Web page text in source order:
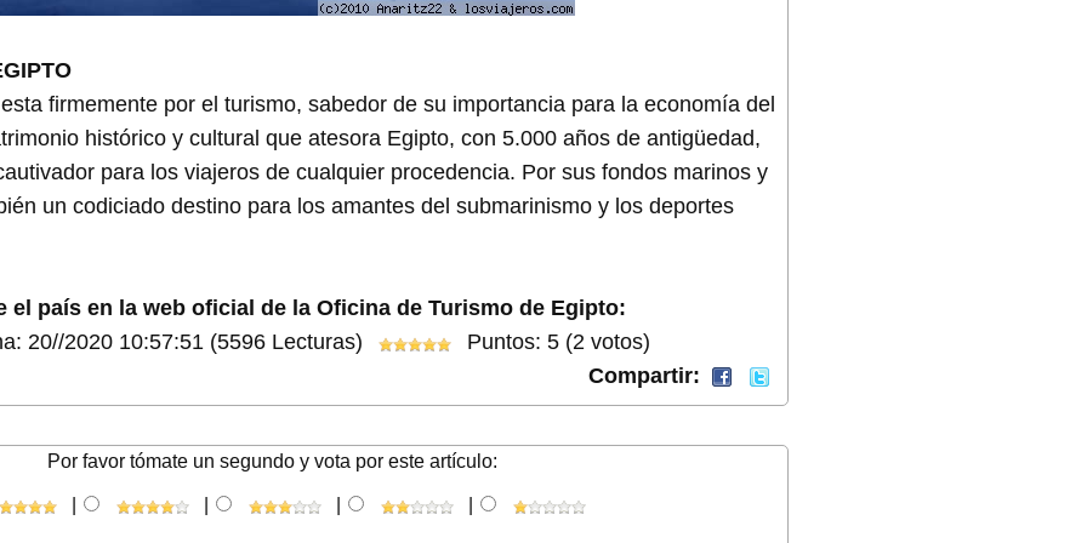
firmemente por el turismo, sabedor de su importancia para la economía del
histórico y cultural que atesora Egipto, con 5.000 años de antigüedad,
para los viajeros de cualquier procedencia. Por sus fondos marinos y
un codiciado destino para los amantes del submarinismo y los deportes
el país en la web oficial de la Oficina de Turismo de Egipto:
20//2020 10:57:51 (5596 Lecturas)
Puntos: 5 (2 votos)
Compartir:
Por favor tómate un segundo y vota por este artículo: